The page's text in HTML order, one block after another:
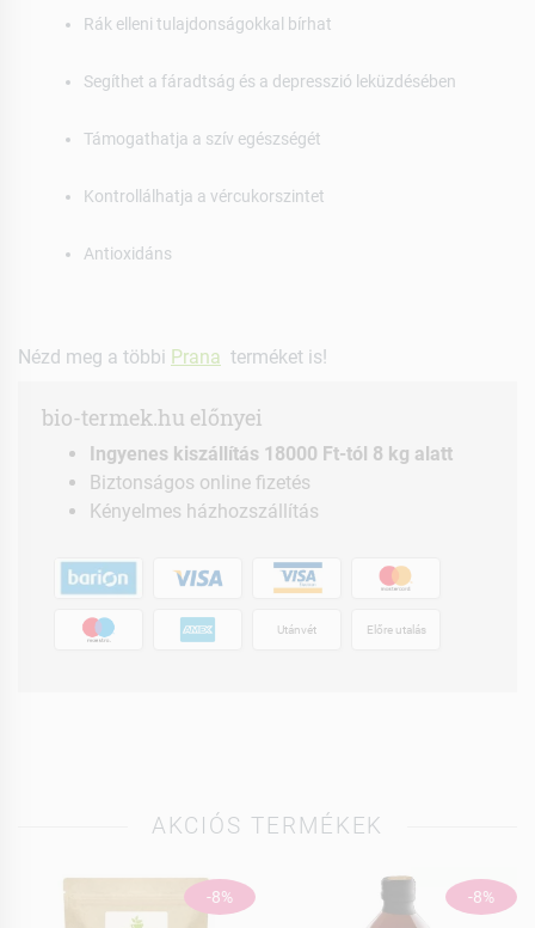
Rák elleni tulajdonságokkal bírhat
Segíthet a fáradtság és a depresszió leküzdésében
Támogathatja a szív egészségét
Kontrollálhatja a vércukorszintet
Antioxidáns
Nézd meg a többi Prana terméket is!
bio-termek.hu előnyei
Ingyenes kiszállítás 18000 Ft-tól 8 kg alatt
Biztonságos online fizetés
Kényelmes házhozszállítás
Utánvét Előre utalás
AKCIÓS TERMÉKEK
-8% -8%